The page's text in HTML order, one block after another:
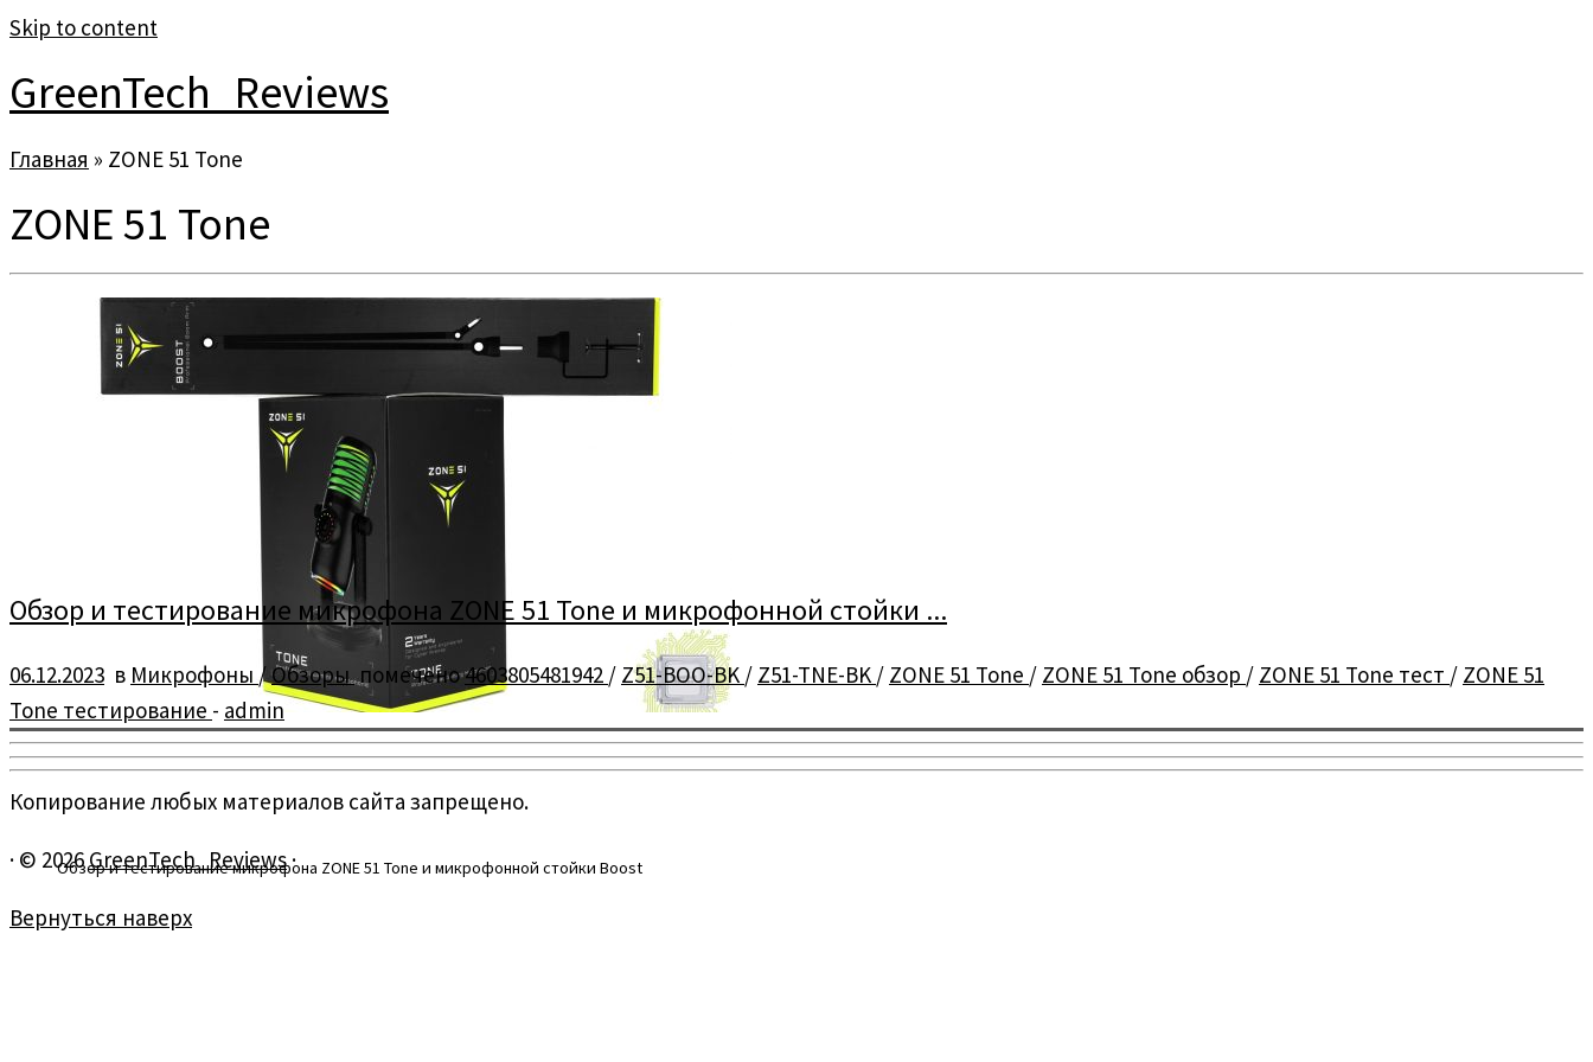
Skip to content
GreenTech_Reviews
Главная » ZONE 51 Tone
ZONE 51 Tone
Обзор и тестирование микрофона ZONE 51 Tone и микрофонной стойки Boost
Обзор и тестирование микрофона ZONE 51 Tone и микрофонной стойки ...
06.12.2023 в Микрофоны /Обзорыпомечено4603805481942 / Z51-BOO-BK / Z51-TNE-BK / ZONE 51 Tone / ZONE 51 Tone обзор / ZONE 51 Tone тест / ZONE 51
Tone тестирование - admin
Копирование любых материалов сайта запрещено.
· © 2026GreenTech_Reviews·
Вернуться наверх